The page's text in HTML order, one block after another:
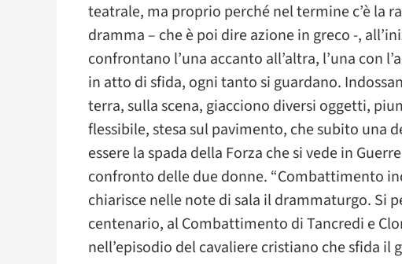
teatrale, ma proprio perché nel termine c’è la
dramma – che è poi dire azione in greco -,
confrontano l’una accanto all’altra, l’una con
in atto di sfida, ogni tanto si guardano.
terra, sulla scena, giacciono diversi oggetti,
flessibile, stesa sul pavimento, che subito una
essere la spada della Forza che si vede in
confronto delle due donne. “Combattimento
chiarisce nelle note di sala il drammaturgo. Si
centenario, al Combattimento di Tancredi e
nell’episodio del cavaliere cristiano che sfida